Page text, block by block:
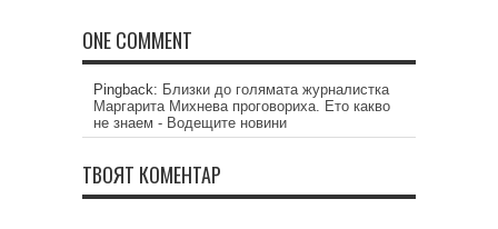
ONE COMMENT
Pingback: Близки до голямата журналистка
Маргарита Михнева проговориха. Ето какво
не знаем - Водещите новини
ТВОЯТ КОМЕНТАР